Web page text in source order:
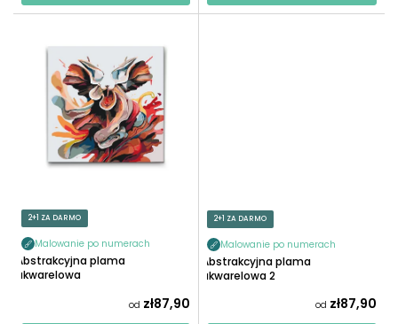
2+1 ZA DARMO
Malowanie po numerach
Abstrakcyjna plama
akwarelowa
od zł87,90
2+1 ZA DARMO
Malowanie po numerach
Abstrakcyjna plama
akwarelowa 2
od zł87,90